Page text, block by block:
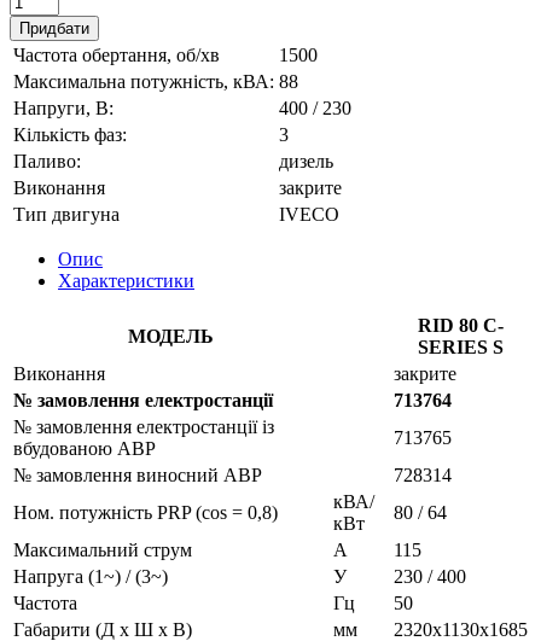
Придбати
Частота обертання, об/хв
1500
Максимальна потужність, кВА: 88
Напруги, В:
400 / 230
Кількість фаз:
3
Паливо:
дизель
Виконання
закрите
Тип двигуна
IVECO
Опис
Характеристики
МОДЕЛЬ
RID 80 C-
SERIES S
Виконання
закрите
№ замовлення електростанції
713764
№ замовлення електростанції із
вбудованою АВР
713765
№ замовлення виносний АВР
728314
Ном. потужність PRP (cos = 0,8)
кВА/
кВт
80 / 64
Максимальний струм
A
115
Напруга (1~) / (3~)
У
230 / 400
Частота
Гц
50
Габарити (Д х Ш х В)
мм
2320x1130x1685